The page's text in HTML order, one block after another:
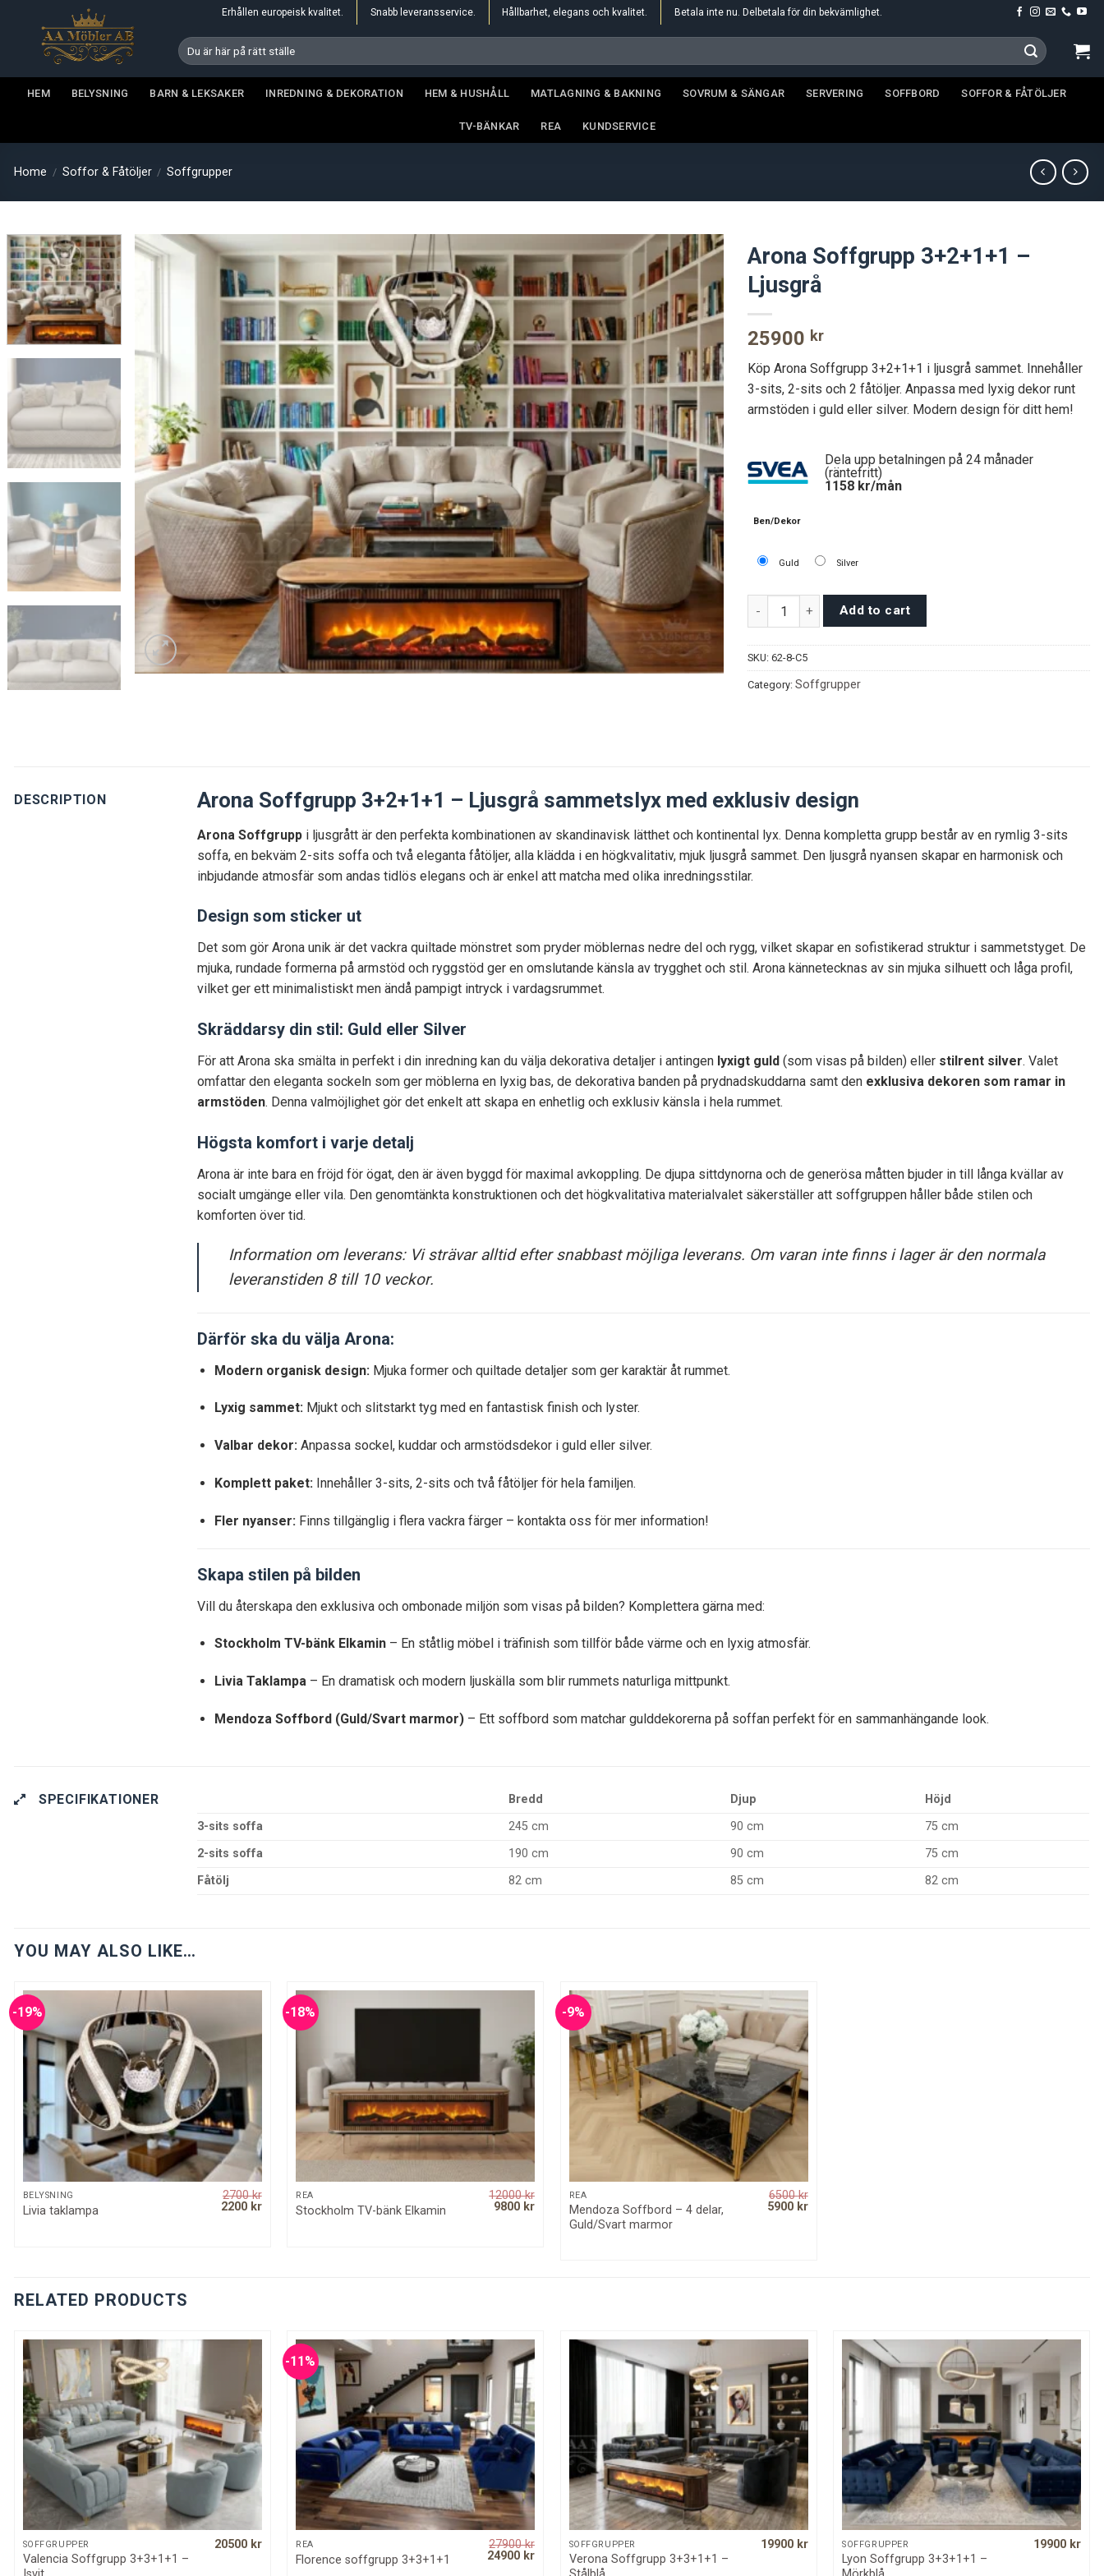
Erhållen europeisk kvalitet. Snabb leveransservice. Hållbarhet, elegans och kvalitet. Betala inte nu. Delbetala för din bekvämlighet.
Search
for:
HEM BELYSNING BARN & LEKSAKER INREDNING & DEKORATION HEM & HUSHÅLL MATLAGNING & BAKNING SOVRUM & SÄNGAR SERVERING SOFFBORD SOFFOR & FÅTÖLJER
TV-BÄNKAR REA KUNDSERVICE
Home / Soffor & Fåtöljer / Soffgrupper
Arona Soffgrupp 3+2+1+1 –
Ljusgrå
25900 kr
Köp Arona Soffgrupp 3+2+1+1 i ljusgrå sammet. Innehåller
3-sits, 2-sits och 2 fåtöljer. Anpassa med lyxig dekor runt
armstöden i guld eller silver. Modern design för ditt hem!
Dela upp betalningen på 24 månader
(räntefritt)
1158 kr/mån
Ben/Dekor
Guld Silver
Arona Soffgrupp 3+2+1+1 – Ljusgrå quantity
Add to cart
SKU:62-8-C5
Category:Soffgrupper
DESCRIPTION Arona Soffgrupp 3+2+1+1 – Ljusgrå sammetslyx med exklusiv design
Arona Soffgrupp i ljusgrått är den perfekta kombinationen av skandinavisk lätthet och kontinental lyx. Denna kompletta grupp består av en rymlig 3-sits
soffa, en bekväm 2-sits soffa och två eleganta fåtöljer, alla klädda i en högkvalitativ, mjuk ljusgrå sammet. Den ljusgrå nyansen skapar en harmonisk och
inbjudande atmosfär som andas tidlös elegans och är enkel att matcha med olika inredningsstilar.
Design som sticker ut
Det som gör Arona unik är det vackra quiltade mönstret som pryder möblernas nedre del och rygg, vilket skapar en sofistikerad struktur i sammetstyget. De
mjuka, rundade formerna på armstöd och ryggstöd ger en omslutande känsla av trygghet och stil. Arona kännetecknas av sin mjuka silhuett och låga profil,
vilket ger ett minimalistiskt men ändå pampigt intryck i vardagsrummet.
Skräddarsy din stil: Guld eller Silver
För att Arona ska smälta in perfekt i din inredning kan du välja dekorativa detaljer i antingen lyxigt guld (som visas på bilden) eller stilrent silver. Valet
omfattar den eleganta sockeln som ger möblerna en lyxig bas, de dekorativa banden på prydnadskuddarna samt den exklusiva dekoren som ramar in
armstöden. Denna valmöjlighet gör det enkelt att skapa en enhetlig och exklusiv känsla i hela rummet.
Högsta komfort i varje detalj
Arona är inte bara en fröjd för ögat, den är även byggd för maximal avkoppling. De djupa sittdynorna och de generösa måtten bjuder in till långa kvällar av
socialt umgänge eller vila. Den genomtänkta konstruktionen och det högkvalitativa materialvalet säkerställer att soffgruppen håller både stilen och
komforten över tid.
Information om leverans: Vi strävar alltid efter snabbast möjliga leverans. Om varan inte finns i lager är den normala
leveranstiden 8 till 10 veckor.
Därför ska du välja Arona:
Modern organisk design: Mjuka former och quiltade detaljer som ger karaktär åt rummet.
Lyxig sammet: Mjukt och slitstarkt tyg med en fantastisk finish och lyster.
Valbar dekor: Anpassa sockel, kuddar och armstödsdekor i guld eller silver.
Komplett paket: Innehåller 3-sits, 2-sits och två fåtöljer för hela familjen.
Fler nyanser: Finns tillgänglig i flera vackra färger – kontakta oss för mer information!
Skapa stilen på bilden
Vill du återskapa den exklusiva och ombonade miljön som visas på bilden? Komplettera gärna med:
Stockholm TV-bänk Elkamin – En ståtlig möbel i träfinish som tillför både värme och en lyxig atmosfär.
Livia Taklampa – En dramatisk och modern ljuskälla som blir rummets naturliga mittpunkt.
Mendoza Soffbord (Guld/Svart marmor) – Ett soffbord som matchar gulddekorerna på soffan perfekt för en sammanhängande look.
SPECIFIKATIONER Bredd Djup
Höjd
3-sits soffa
245 cm 90 cm
75 cm
2-sits soffa
190 cm 90 cm
75 cm
Fåtölj
82 cm 85 cm 82 cm
YOU MAY ALSO LIKE…
-19%
BELYSNING
Livia taklampa
2700kr
Original
2200 krCurrent
-18%
REA
Stockholm TV-bänk Elkamin
12000kr
Original
9800 krCurrent
-9%
REA
Mendoza Soffbord – 4 delar,
Guld/Svart marmor
6500kr
Original
5900 krCurrent
RELATED PRODUCTS
SOFFGRUPPER
Valencia Soffgrupp 3+3+1+1 –
20500 kr
-11%
REA
Florence soffgrupp 3+3+1+1
27900kr
Original
24900 krCurrent
SOFFGRUPPER
Verona Soffgrupp 3+3+1+1 –
19900 kr SOFFGRUPPER
Lyon Soffgrupp 3+3+1+1 –
19900 kr